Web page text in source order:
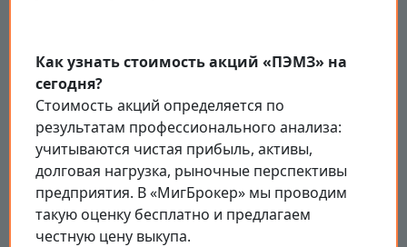
Как узнать стоимость акций «ПЭМЗ» на
сегодня?
Стоимость акций определяется по
результатам профессионального анализа:
учитываются чистая прибыль, активы,
долговая нагрузка, рыночные перспективы
предприятия. В «МигБрокер» мы проводим
такую оценку бесплатно и предлагаем
честную цену выкупа.